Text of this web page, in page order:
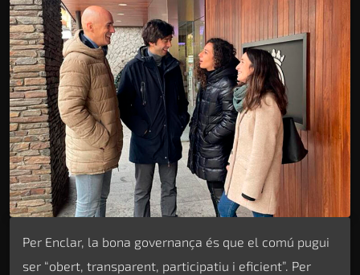
Per Enclar, la bona governança és que el comú pugui
ser “obert, transparent, participatiu i eficient”. Per